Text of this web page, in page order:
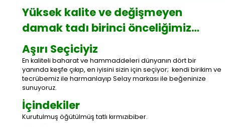
Yüksek kalite ve değişmeyen
damak tadı birinci önceliğimiz…
Aşırı Seçiciyiz
En kaliteli baharat ve hammaddeleri dünyanın dört bir
yanında keşfe çıkıp, en iyisini sizin için seçiyor; kendi birikim ve
tecrübemiz ile harmanlayıp Selay markası ile beğeninize
sunuyoruz.
İçindekiler
Kurutulmuş öğütülmüş tatlı kırmızıbiber.